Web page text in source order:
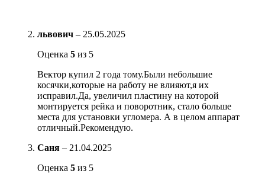
львович – 25.05.2025
Оценка 5 из 5
Вектор купил 2 года тому.Были небольшие
косячки,которые на работу не влияют,я их
исправил.Да, увеличил пластину на которой
монтируется рейка и поворотник, стало больше
места для установки угломера. А в целом аппарат
отличный.Рекомендую.
Саня – 21.04.2025
Оценка 5 из 5